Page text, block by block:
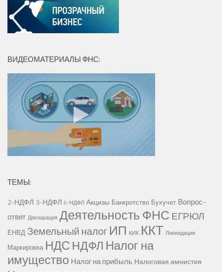
ВИДЕОМАТЕРИАЛЫ ФНС:
ТЕМЫ:
2-НДФЛ 3-НДФЛ 6-НДФЛ Акцизы Банкротство Бухучет Вопрос-
ответ Декларация Деятельность ФНС ЕГРЮЛ
ЕНВД Земельный налог ИП КИК ККТ Ликвидация
Маркировка НДС НДФЛ Налог на
имущество Налог на прибыль Налоговая амнистия